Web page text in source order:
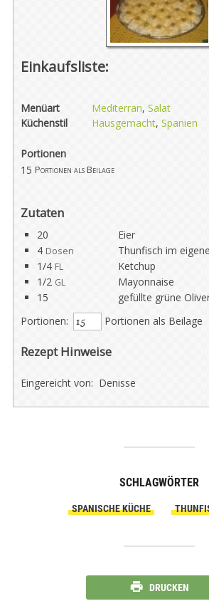
Einkaufsliste:
Menüart Mediterran, Salat
Küchenstil
Hausgemacht, Spanien
Portionen
15 Portionen als Beilage
Zutaten
20
Eier
4 Dosen
Thunfisch im
1/4 FL
Ketchup
1/2 GL
Mayonnaise
15
gefüllte grüne
Portionen:
Portionen als Beilage
Rezept Hinweise
Eingereicht von: Denisse
SCHLAGWÖRTER
SPANISCHE KÜCHE
DRUCKEN